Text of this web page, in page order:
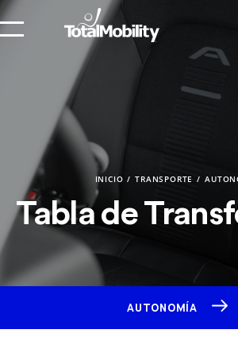
INICIO TRANSPORTE
Tabla de
AUTONOMÍA